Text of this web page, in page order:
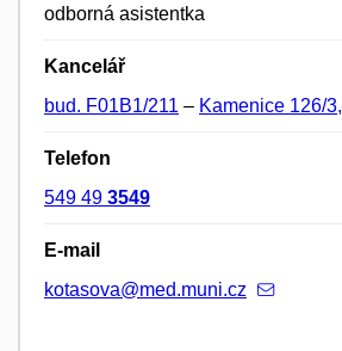
odborná asistentka
Kancelář
bud. F01B1/211 – Kamenice 126/
Telefon
549 49 3549
E-mail
kotasova@med.muni.cz